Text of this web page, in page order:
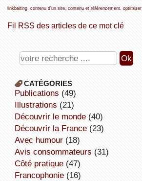
linkbaiting, contenu d'un site, contenu et référencement,
Fil RSS des articles de ce mot clé
CATÉGORIES
publications (49)
illustrations (21)
découvrir le monde(40)
découvrir la France(23)
avec humour(18)
avis consommateurs (31)
côté pratique(47)
Francophonie(16)